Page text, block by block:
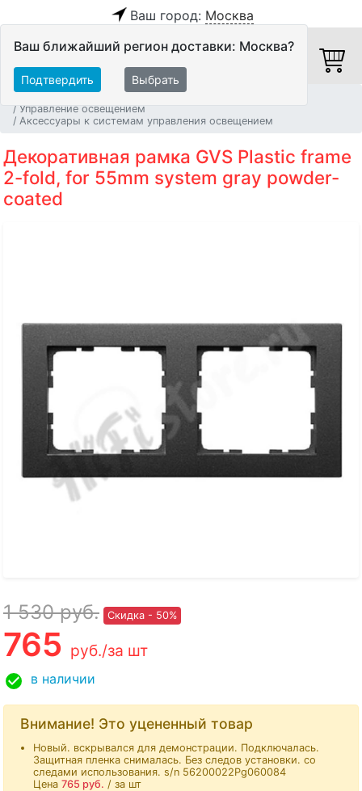
Ваш город: Москва
Ваш ближайший регион доставки: Москва?
Подтвердить Выбрать
Управление освещением
Аксессуары к системам управления освещением
Декоративная рамка GVS Plastic frame
2-fold, for 55mm system gray powder-
coated
1 530руб. Скидка - 50%
765 руб./за шт
в наличии
Внимание! Это уцененный товар
Новый. вскрывался для демонстрации. Подключалась.
Защитная пленка снималась. Без следов установки. со
следами использования. s/n 56200022Pg060084
Цена 765 руб. / за шт